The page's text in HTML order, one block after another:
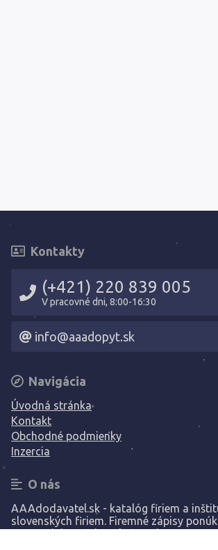
Kontakty
(+421) 220 839 005
V pracovné dni, 8:00-16:30
info@aaadopyt.sk
Navigácia
Úvodná stránka
Kontakt
Obchodné podmienky
Inzercia
O nás
AAAdodavatel.sk - katalóg firiem a
slovenských firiem. Firemné zápisy
prezentáciu vašej spoločnosti.